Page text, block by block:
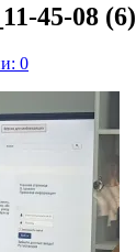
45-08 (6)
0